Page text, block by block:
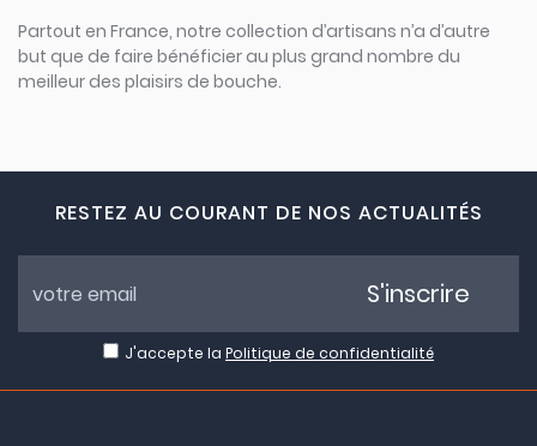
Partout en France, notre collection d’artisans n’a d’autre
but que de faire bénéficier au plus grand nombre du
meilleur des plaisirs de bouche.
RESTEZ AU COURANT DE NOS ACTUALITÉS
J'accepte la Politique de confidentialité
S'inscrire